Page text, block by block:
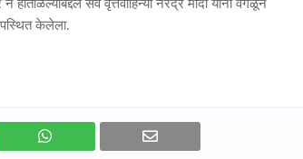
केलेला.